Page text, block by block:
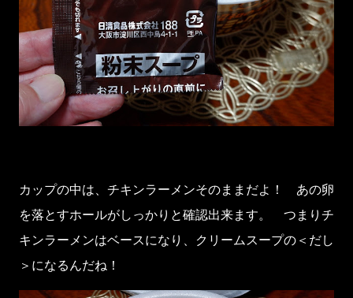
カップの中は、チキンラーメンそのままだよ！ あの卵
を落とすホールがしっかりと確認出来ます。 つまりチ
キンラーメンはベースになり、クリームスープの＜だし
＞になるんだね！